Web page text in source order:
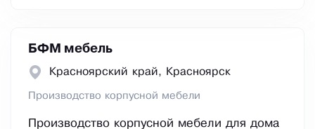
БФМ мебель
Красноярский край, Красноярск
Производство корпусной мебели
Производство корпусной мебели для дома